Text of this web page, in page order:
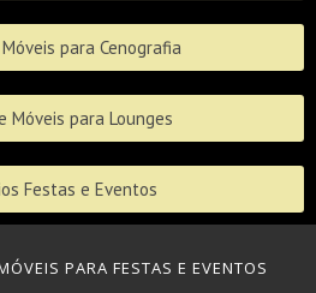
para Cenografia
Móveis para Lounges
Festas e Eventos
PARA FESTAS E EVENTOS